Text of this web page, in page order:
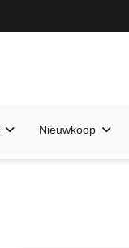
Nieuwkoop